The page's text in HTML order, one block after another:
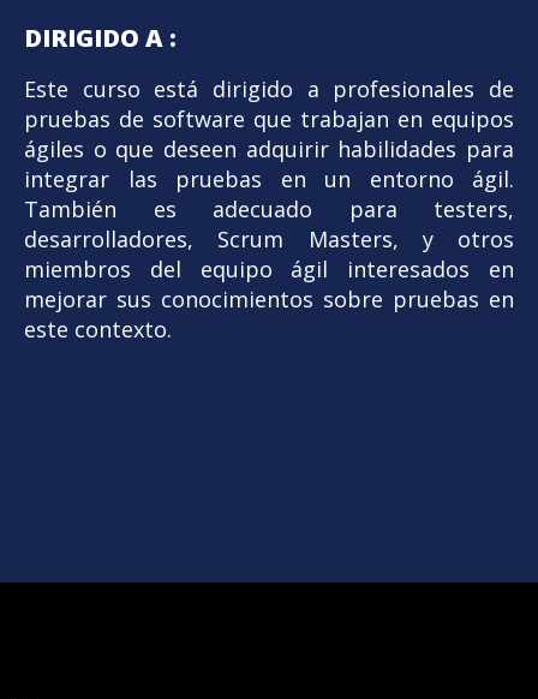
DIRIGIDO A :
Este curso está dirigido a profesionales de
pruebas de software que trabajan en equipos
ágiles o que deseen adquirir habilidades para
integrar las pruebas en un entorno ágil.
También es adecuado para testers,
desarrolladores, Scrum Masters, y otros
miembros del equipo ágil interesados en
mejorar sus conocimientos sobre pruebas en
este contexto.